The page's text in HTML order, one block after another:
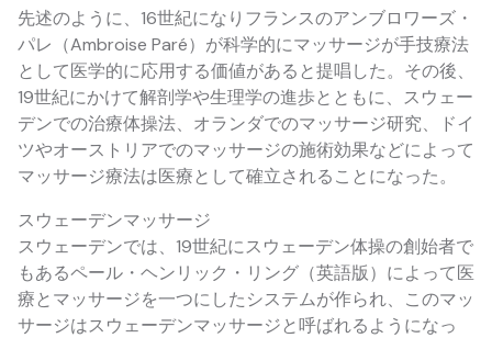
先述のように、16世紀になりフランスのアンブロワーズ・
パレ（Ambroise Paré）が科学的にマッサージが手技療法
として医学的に応用する価値があると提唱した。その後、
19世紀にかけて解剖学や生理学の進歩とともに、スウェー
デンでの治療体操法、オランダでのマッサージ研究、ドイ
ツやオーストリアでのマッサージの施術効果などによって
マッサージ療法は医療として確立されることになった。
スウェーデンマッサージ
スウェーデンでは、19世紀にスウェーデン体操の創始者で
もあるペール・ヘンリック・リング（英語版）によって医
療とマッサージを一つにしたシステムが作られ、このマッ
サージはスウェーデンマッサージと呼ばれるようになっ